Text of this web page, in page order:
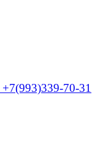
+7(993)339-70-31